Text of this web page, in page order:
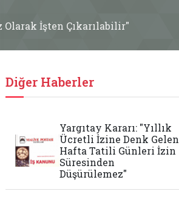
İşten Çıkarılabilir"
Diğer Haberler
Yargıtay Kararı: "Yıllık
Ücretli İzine Denk Gelen
Hafta Tatili Günleri İzin
Süresinden
Düşürülemez"